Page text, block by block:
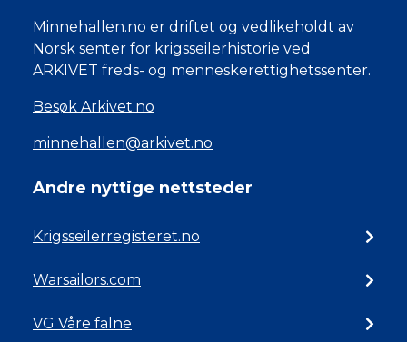
Minnehallen.no er driftet og vedlikeholdt av
Norsk senter for krigsseilerhistorie ved
ARKIVET freds- og menneskerettighetssenter.
Besøk Arkivet.no
minnehallen@arkivet.no
Andre nyttige nettsteder
Krigsseilerregisteret.no
Warsailors.com
VG Våre falne